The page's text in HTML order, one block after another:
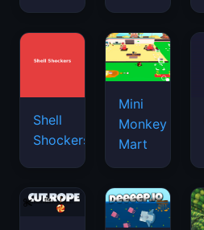
Shell
Shockers
Mini
Monkey
Mart